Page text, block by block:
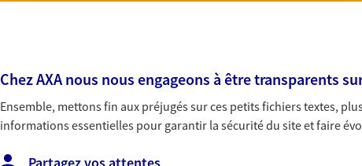
dresser un bilan complet de votre situation. Une analyse
solide pour vous formuler des conseils cohérents avec vos
besoins.
Chez AXA nous nous engageons à être transparents
Ensemble, mettons fin aux préjugés sur ces petits fichiers textes,
informations essentielles pour garantir la sécurité du site et faire